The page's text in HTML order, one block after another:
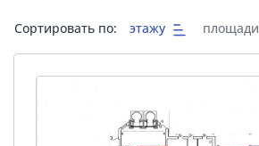
Сортировать по: этажу площади